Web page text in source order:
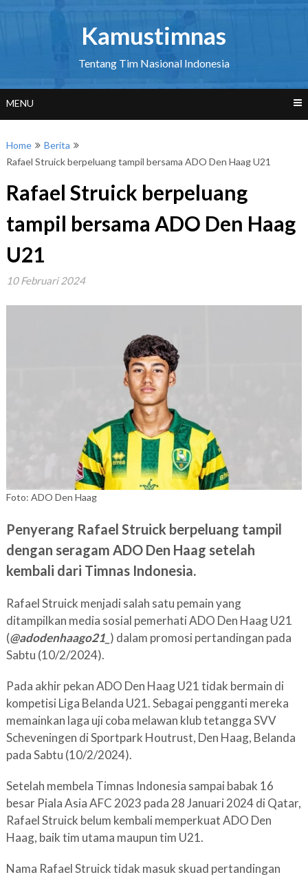
Kamustimnas
Tentang Tim Nasional Indonesia
MENU
Home
Berita
Rafael Struick berpeluang tampil bersama ADO Den Haag U21
Rafael Struick berpeluang
tampil bersama ADO Den Haag
U21
10 Februari 2024
Foto: ADO Den Haag
Penyerang Rafael Struick berpeluang tampil
dengan seragam ADO Den Haag setelah
kembali dari Timnas Indonesia.
Rafael Struick menjadi salah satu pemain yang
ditampilkan media sosial pemerhati ADO Den Haag U21
(@adodenhaago21_ ) dalam promosi pertandingan pada
Sabtu (10/2/2024).
Pada akhir pekan ADO Den Haag U21 tidak bermain di
kompetisi Liga Belanda U21. Sebagai pengganti mereka
memainkan laga uji coba melawan klub tetangga SVV
Scheveningen di Sportpark Houtrust, Den Haag, Belanda
pada Sabtu (10/2/2024).
Setelah membela Timnas Indonesia sampai babak 16
besar Piala Asia AFC 2023 pada 28 Januari 2024 di Qatar,
Rafael Struick belum kembali memperkuat ADO Den
Haag, baik tim utama maupun tim U21.
Nama Rafael Struick tidak masuk skuad pertandingan